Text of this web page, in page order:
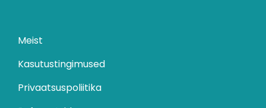
Meist
Kasutustingimused
Privaatsuspoliitika